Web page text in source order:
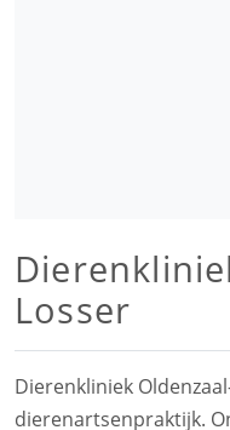
Losser
Dierenkliniek
dierenartsenpraktijk.